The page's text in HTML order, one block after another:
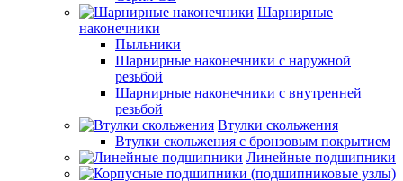
Шарнирные
наконечники
Пыльники
Шарнирные наконечники с наружной
резьбой
Шарнирные наконечники с внутренней
резьбой
Втулки скольжения
Втулки скольжения с бронзовым покрытием
Линейные подшипники